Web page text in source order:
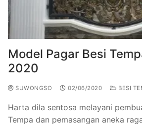
Model Pagar Besi
2020
SUWONGSO 02/06/2020 BESI
Harta dila sentosa melayani
Tempa dan pemasangan aneka